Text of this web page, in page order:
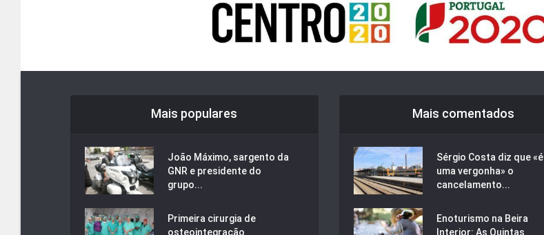
Mais populares
João Máximo, sargento da
GNR e presidente do
grupo...
Primeira cirurgia de
osteointegração
Mais comentados
Sérgio Costa diz que «é
uma vergonha» o
cancelamento...
Enoturismo na Beira
Interior: As Quintas